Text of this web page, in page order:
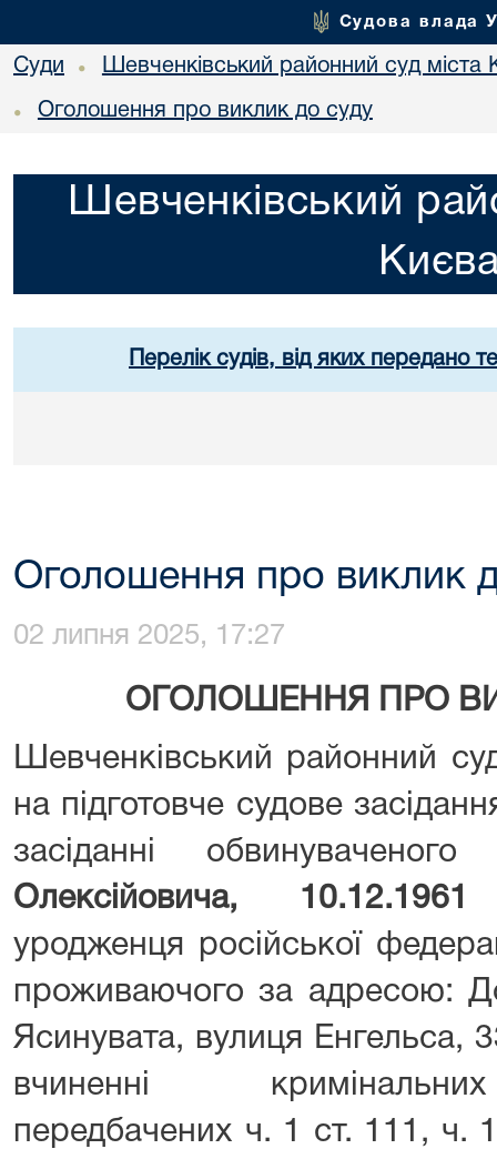
Судова влада
Суди • Шевченківський районний суд міста
• Оголошення про виклик до суду
Шевченківський
Перелік судів, від яких передано
Оголошення про виклик
02 липня 2025, 17:27
ОГОЛОШЕННЯ ПРО
Шевченківський районний
на підготовче судове
засіданні
Олексійовича,
уродженця російської
проживаючого за адресою:
Ясинувата, вулиця Енгельса,
вчиненні
передбачених ч. 1 ст. 111, ч.